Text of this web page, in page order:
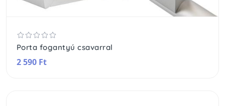
Porta fogantyú csavarral
2 590 Ft